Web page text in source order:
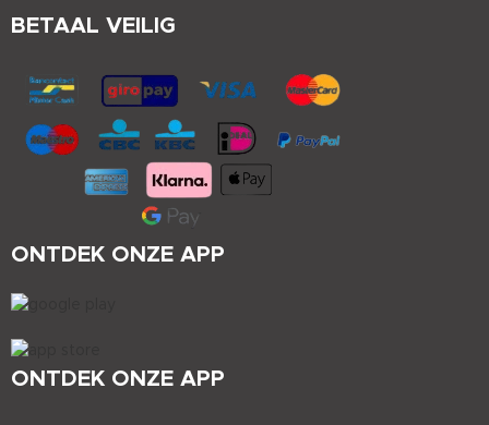
ONTDEK ONZE APP
ONTDEK ONZE APP
BETAAL VEILIG